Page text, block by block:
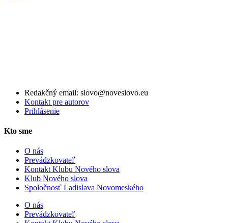
Redakčný email: slovo@noveslovo.eu
Kontakt pre autorov
Prihlásenie
Kto sme
O nás
Prevádzkovateľ
Kontakt Klubu Nového slova
Klub Nového slova
Spoločnosť Ladislava Novomeského
O nás
Prevádzkovateľ